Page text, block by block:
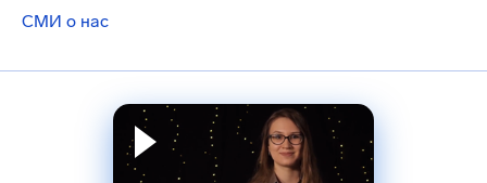
СМИ о нас